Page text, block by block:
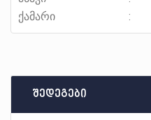
ქამარი
შედეგები